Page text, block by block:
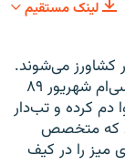
لینک مستقیم
کشاورز می‌شوند.
سوارها مدام به اطراف سر می‌چرخانند. شب سی‌ام شهریور ۸۹
دم کرده و تب‌دار
پزشک ۵۷ ساله‌ای که متخصص
میز را در کیف